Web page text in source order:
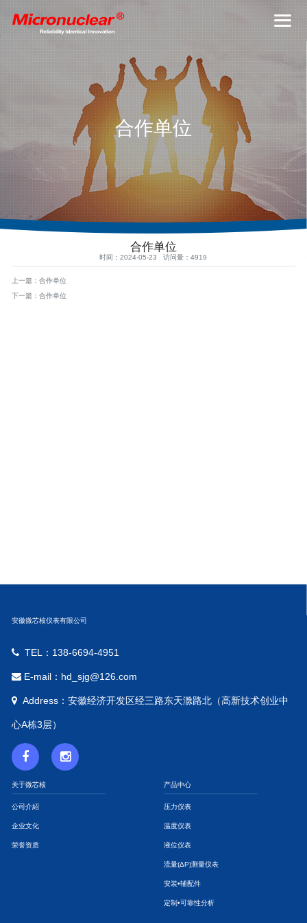
合作单位
合作单位
时间：2024-05-23 访问量：4919
上一篇：合作单位
下一篇：合作单位
安徽微芯核仪表有限公司
TEL：138-6694-4951
E-mail：hd_sjg@126.com
Address：安徽经济开发区经三路东天滁路北（高新技术创业中
心A栋3层）
关于微芯核
公司介紹
企业文化
荣誉资质
产品中心
压力仪表
温度仪表
液位仪表
流量(ΔP)测量仪表
安装•辅配件
定制•可靠性分析